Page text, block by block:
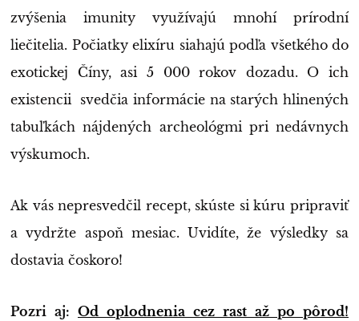
zvýšenia imunity využívajú mnohí prírodní
liečitelia. Počiatky elixíru siahajú podľa všetkého do
exotickej Číny, asi 5 000 rokov dozadu. O ich
existencii svedčia informácie na starých hlinených
tabuľkách nájdených archeológmi pri nedávnych
výskumoch.
Ak vás nepresvedčil recept, skúste si kúru pripraviť
a vydržte aspoň mesiac. Uvidíte, že výsledky sa
dostavia čoskoro!
Pozri aj: Od oplodnenia cez rast až po pôrod!